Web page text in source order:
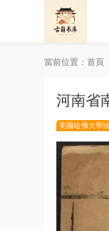
當前位置： 首頁
河南省
美國哈佛大學